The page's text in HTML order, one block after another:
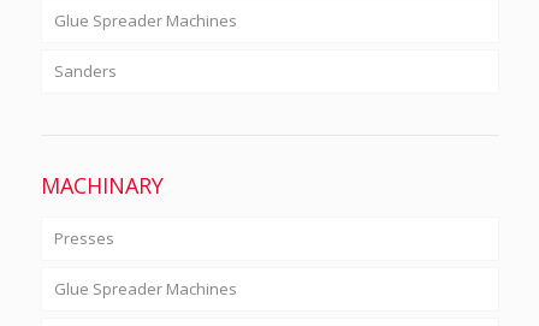
Glue Spreader Machines
Sanders
MACHINARY
Presses
Glue Spreader Machines